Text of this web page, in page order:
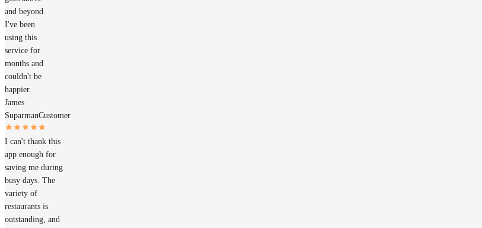
and beyond.
I've been
using this
service for
months and
couldn't be
happier.
James
SuparmanCustomer
I can't thank this
app enough for
saving me during
busy days. The
variety of
restaurants is
outstanding, and